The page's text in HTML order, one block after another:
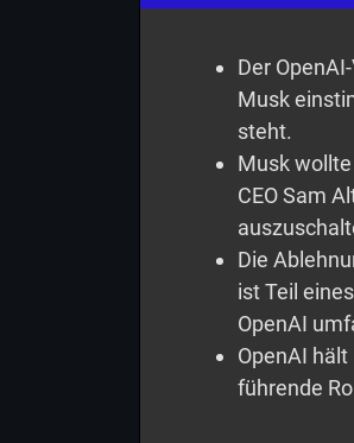
Der
Musk
steht.
Musk
CEO Sam
Die
ist Teil
OpenAI
OpenAI
führende